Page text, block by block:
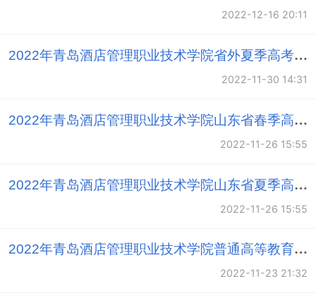
教学。同时，建立健全订单式教育、工学交替、顶岗
教学紧密结合到一起，大大提高了学生的实际动手能
等教育发展的大潮中。定期选派教师到国外大学和企
事业机构进行学术交流、访问考察和职业培训，同
短几年间，学院先后与美国、英国、法国、德国、澳
大利亚、瑞士、加拿大、日本、新加坡、韩国等十几
系，并与山东大学、北大青鸟教育集团、美国饭店业
协会、新加坡莎顿商学院、瑞士洛桑酒店管理学院、
2022-12-16 20:11
2022年青岛酒店管理职业技术学院省外夏季高考分专业计划表
2022-11-30 14:31
2022年青岛酒店管理职业技术学院山东省春季高考分专业计划表
2022-11-26 15:55
2022年青岛酒店管理职业技术学院山东省夏季高考分专业计划表
2022-11-26 15:55
2022年青岛酒店管理职业技术学院普通高等教育招生章程
2022-11-23 21:32